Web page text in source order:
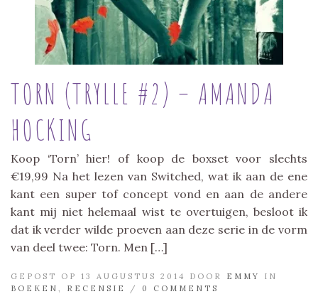
TORN (TRYLLE #2) – AMANDA
HOCKING
Koop ‘Torn’ hier! of koop de boxset voor slechts
€19,99 Na het lezen van Switched, wat ik aan de ene
kant een super tof concept vond en aan de andere
kant mij niet helemaal wist te overtuigen, besloot ik
dat ik verder wilde proeven aan deze serie in de vorm
van deel twee: Torn. Men […]
GEPOST OP 13 AUGUSTUS 2014 DOOR EMMY
IN
BOEKEN
RECENSIE / 0 COMMENTS